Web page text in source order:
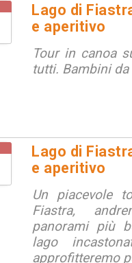
Lago di
e aperitivo
Tour in canoa
tutti. Bambini
Lago di
e aperitivo
Un piacevole
Fiastra,
panorami più
lago
approfitteremo